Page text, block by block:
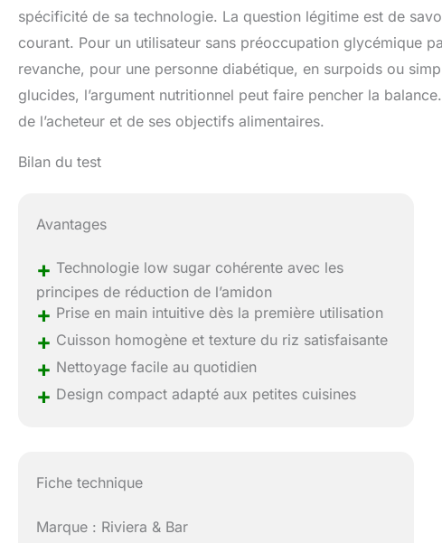
spécificité de sa technologie. La question légitime est de
courant. Pour un utilisateur sans préoccupation glycémique
revanche, pour une personne diabétique, en surpoids ou
glucides, l’argument nutritionnel peut faire pencher la
de l’acheteur et de ses objectifs alimentaires.
Bilan du test
Avantages
+ Technologie low sugar cohérente avec les
principes de réduction de l’amidon
+ Prise en main intuitive dès la première utilisation
+ Cuisson homogène et texture du riz satisfaisante
+ Nettoyage facile au quotidien
+ Design compact adapté aux petites cuisines
Fiche technique
Marque : Riviera & Bar